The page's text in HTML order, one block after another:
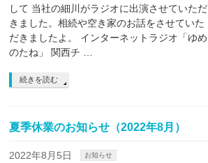
して 当社の細川がラジオに出演させていただ
きました。相続や空き家のお話をさせていた
だきましたよ。 インターネットラジオ「ゆめ
のたね」 関西チ …
続きを読む
夏季休業のお知らせ（2022年8月）
2022年8月5日 お知らせ